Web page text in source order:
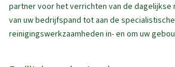
Pagina's Bellen E-mail
partner voor het verrichten van de
van uw bedrijfspand tot aan de specialistische
reinigingswerkzaamheden in- en om uw